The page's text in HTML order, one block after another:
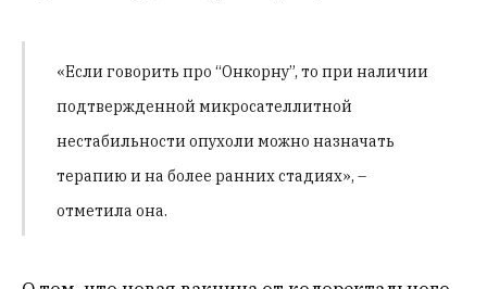
«Если говорить про “Онкорну”, то при наличии
подтвержденной микросателлитной
нестабильности опухоли можно назначать
терапию и на более ранних стадиях», –
отметила она.